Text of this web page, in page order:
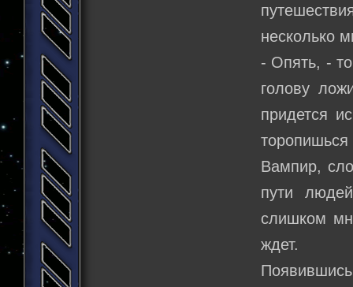
несколько
- Опять, -
голову
придется
торопишься
Вампир,
пути
слишком
ждет.